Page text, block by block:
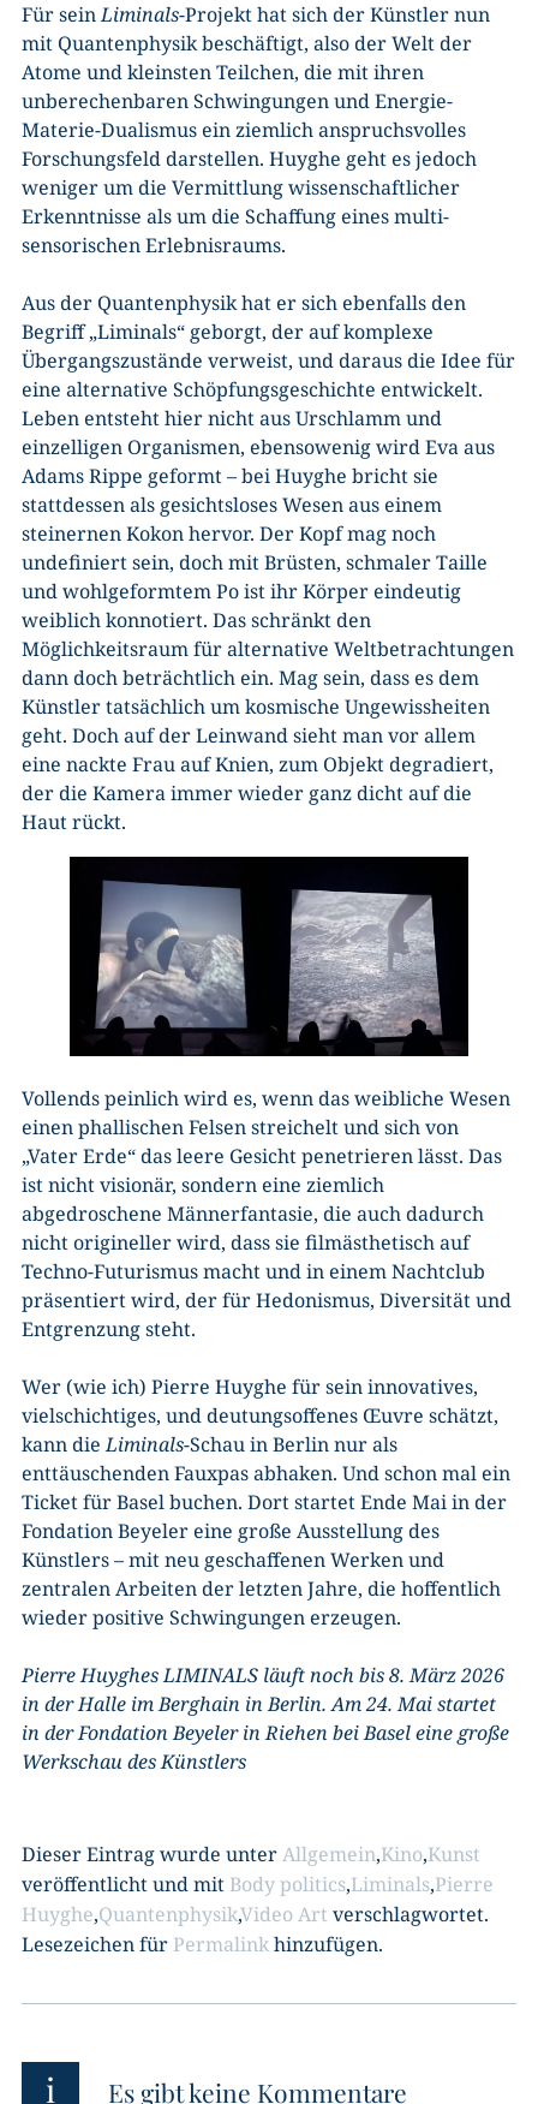
Für seinLiminals-Projekt hat sich der Künstler nun
mit Quantenphysik beschäftigt, also der Welt der
Atome und kleinsten Teilchen, die mit ihren
unberechenbaren Schwingungen und Energie-
Materie-Dualismus ein ziemlich anspruchsvolles
Forschungsfeld darstellen. Huyghe geht es jedoch
weniger um die Vermittlung wissenschaftlicher
Erkenntnisse als um die Schaffung eines multi-
sensorischen Erlebnisraums.
Aus der Quantenphysik hat er sich ebenfalls den
Begriff „Liminals“ geborgt, der auf komplexe
Übergangszustände verweist, und daraus die Idee für
eine alternative Schöpfungsgeschichte entwickelt.
Leben entsteht hier nicht aus Urschlamm und
einzelligen Organismen, ebensowenig wird Eva aus
Adams Rippe geformt – bei Huyghe bricht sie
stattdessen als gesichtsloses Wesen aus einem
steinernen Kokon hervor. Der Kopf mag noch
undefiniert sein, doch mit Brüsten, schmaler Taille
und wohlgeformtem Po ist ihr Körper eindeutig
weiblich konnotiert. Das schränkt den
Möglichkeitsraum für alternative Weltbetrachtungen
dann doch beträchtlich ein. Mag sein, dass es dem
Künstler tatsächlich um kosmische Ungewissheiten
geht. Doch auf der Leinwand sieht man vor allem
eine nackte Frau auf Knien, zum Objekt degradiert,
der die Kamera immer wieder ganz dicht auf die
Haut rückt.
Vollends peinlich wird es, wenn das weibliche Wesen
einen phallischen Felsen streichelt und sich von
„Vater Erde“ das leere Gesicht penetrieren lässt. Das
ist nicht visionär, sondern eine ziemlich
abgedroschene Männerfantasie, die auch dadurch
nicht origineller wird, dass sie filmästhetisch auf
Techno-Futurismus macht und in einem Nachtclub
präsentiert wird, der für Hedonismus, Diversität und
Entgrenzung steht.
Wer (wie ich) Pierre Huyghe für sein innovatives,
vielschichtiges, und deutungsoffenes Œuvre schätzt,
kann dieLiminals-Schau in Berlin nur als
enttäuschenden Fauxpas abhaken. Und schon mal ein
Ticket für Basel buchen. Dort startet Ende Mai in der
Fondation Beyeler eine große Ausstellung des
Künstlers – mit neu geschaffenen Werken und
zentralen Arbeiten der letzten Jahre, die hoffentlich
wieder positive Schwingungen erzeugen.
Pierre Huyghes LIMINALS läuft noch bis 8. März 2026
in der Halle im Berghain in Berlin. Am 24. Mai startet
in der Fondation Beyeler in Riehen bei Basel eine große
Werkschau des Künstlers
Dieser Eintrag wurde unterAllgemein,Kino,Kunst
veröffentlicht und mit Body politics,Liminals,Pierre
Huyghe,Quantenphysik,Video Art verschlagwortet.
Lesezeichen für Permalinkhinzufügen.
i Es gibt keine Kommentare